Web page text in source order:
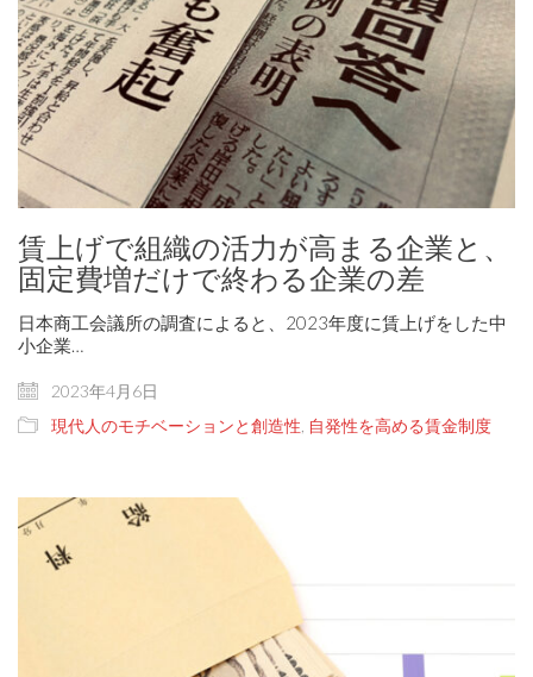
賃上げで組織の活力が高まる企業と、
固定費増だけで終わる企業の差
日本商工会議所の調査によると、2023年度に賃上げをした中
小企業…
2023年4月6日
現代人のモチベーションと創造性 自発性を高める賃金制度